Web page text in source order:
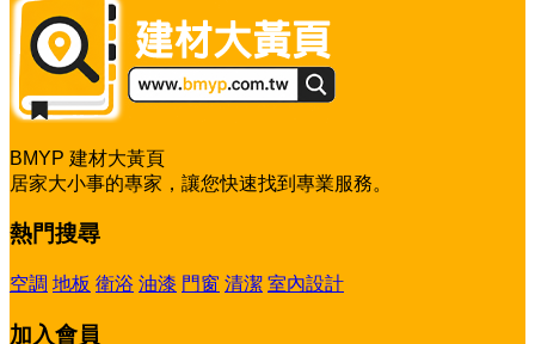
BMYP 建材大黃頁
居家大小事的專家，讓您快速找到專業服務。
熱門搜尋
空調 地板 衛浴 油漆 門窗 清潔 室內設計
加入會員